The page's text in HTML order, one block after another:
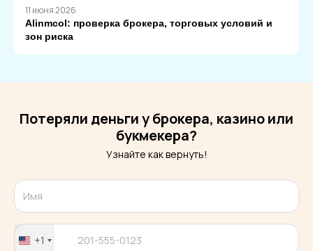
11 июня 2026
Alinmcol: проверка брокера, торговых условий и
зон риска
Потеряли деньги у брокера, казино или
букмекера?
Узнайте как вернуть!
United
+1